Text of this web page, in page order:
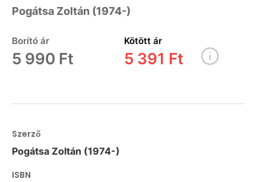
Pogátsa Zoltán (1974-)
Borító ár
5 990 Ft
Kötött ár
5 391 Ft
Szerző
Pogátsa Zoltán (1974-)
ISBN